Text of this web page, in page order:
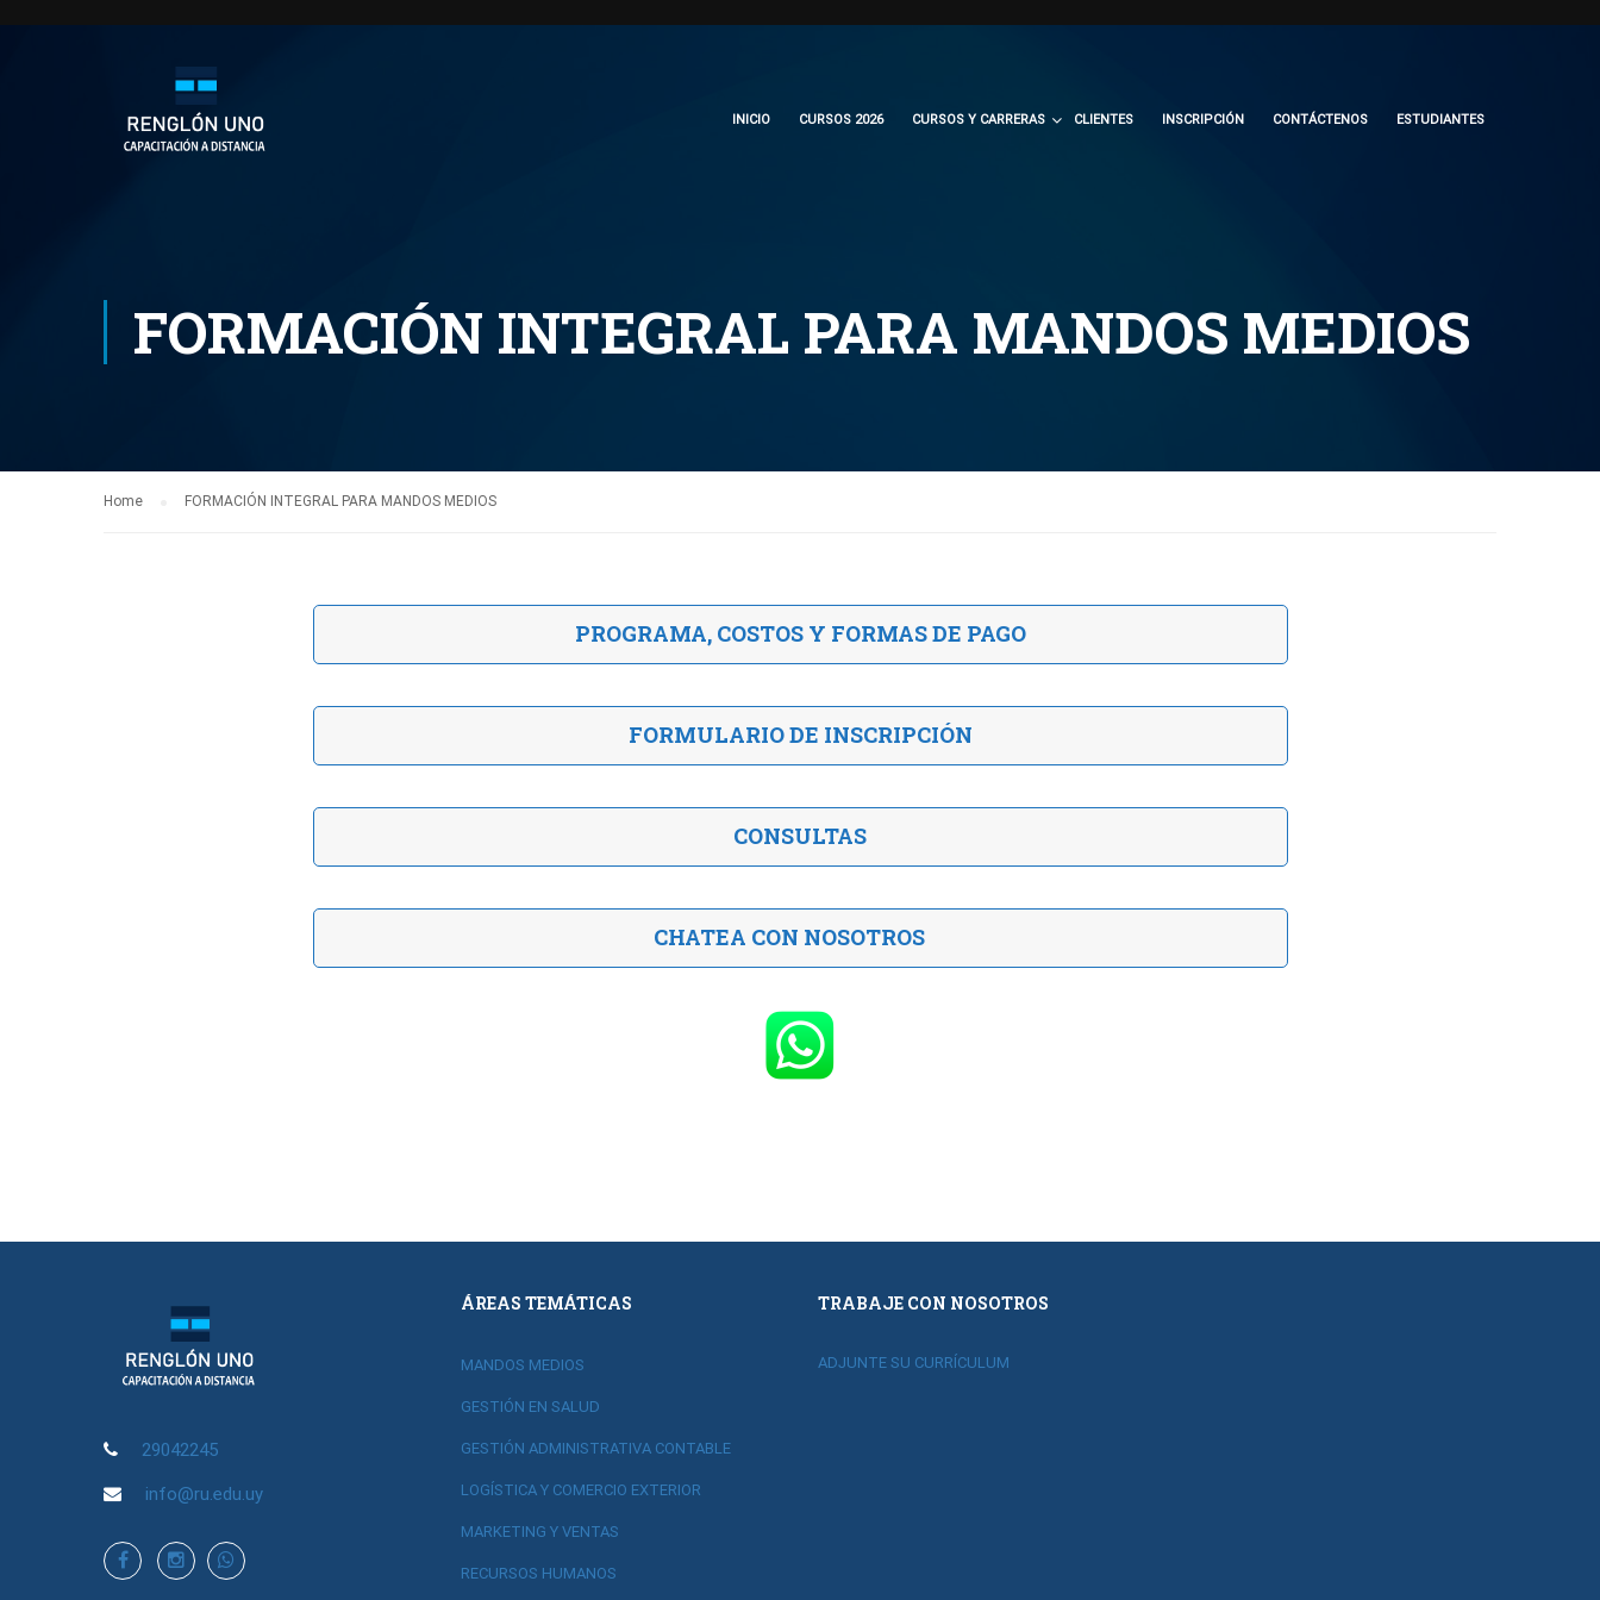
INICIO CURSOS 2026 CURSOS Y CARRERAS CLIENTES INSCRIPCIÓN CONTÁCTENOS ESTUDIANTES
FORMACIÓN INTEGRAL PARA MANDOS MEDIOS
Home FORMACIÓN INTEGRAL PARA MANDOS MEDIOS
PROGRAMA, COSTOS Y FORMAS DE PAGO
FORMULARIO DE INSCRIPCIÓN
CONSULTAS
CHATEA CON NOSOTROS
29042245
info@ru.edu.uy
ÁREAS TEMÁTICAS
MANDOS MEDIOS
GESTIÓN EN SALUD
GESTIÓN ADMINISTRATIVA CONTABLE
LOGÍSTICA Y COMERCIO EXTERIOR
MARKETING Y VENTAS
RECURSOS HUMANOS
TRABAJE CON NOSOTROS
ADJUNTE SU CURRÍCULUM